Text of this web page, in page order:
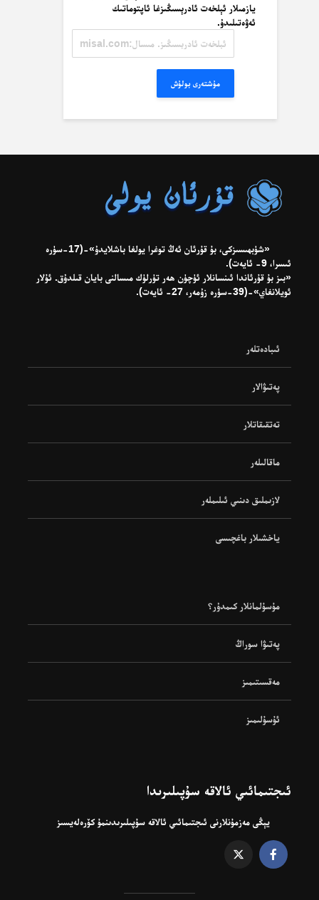
يازمىلار ئېلخەت ئادرېسىڭىزغا ئاپتوماتىك
ئەۋەتىلىدۇ.
ئادرېسىڭىز.
مۇشتەرى بولۇش
«شۈبھىسىزكى، بۇ قۇرئان ئەڭ توغرا يولغا باشلايدۇ»-(17-سۈرە
ئىسرا، 9- ئايەت).
«بىز بۇ قۇرئاندا ئىنسانلار ئۈچۈن ھەر تۈرلۈك مىسالنى بايان قىلدۇق. ئۇلار
ئويلانغاي»-(39-سۈرە زۇمەر، 27- ئايەت).
ئىبادەتلەر
پەتىۋالار
تەتقىقاتلار
ماقالىلەر
لازىملىق دىنىي ئىلىملەر
ياخشىلار باغچىسى
مۇسۇلمانلار كىمدۇر؟
پەتىۋا سوراڭ
مەقسىتىمىز
ئۇسۇلىمىز
ئىجتىمائىي ئالاقە سۇپىلىرىدا
يېڭى مەزمۇنلارنى ئىجتىمائىي ئالاقە سۇپىلىرىدىنمۇ كۆرەلەيسىز